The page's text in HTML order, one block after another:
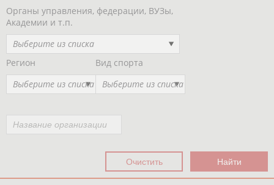
Органы управления, федерации, ВУЗы,
Академии и т.п.
Выберите из списка
Регион
Выберите из списка
Вид спорта
Выберите из списка